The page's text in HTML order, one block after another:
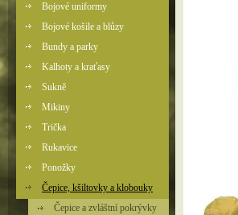
Bojové uniformy
Bojové košile a blůzy
Bundy a parky
Kalhoty a kraťasy
Sukně
Mikiny
Trička
Rukavice
Ponožky
Čepice, kšiltovky a klobouky
Čepice a zvláštní pokrývky